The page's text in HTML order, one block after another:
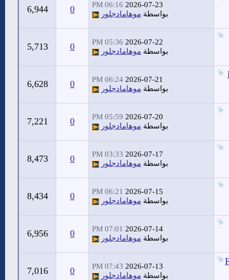
2026-07-23
06:16 PM
بواسطة موهامادجلور 0
6,944
2026-07-22
05:36 PM
بواسطة موهامادجلور 0
5,713
2026-07-21
06:24 PM
بواسطة موهامادجلور 0
6,628
2026-07-20
05:59 PM
بواسطة موهامادجلور 0
7,221
2026-07-17
03:33 PM
بواسطة موهامادجلور 0
8,473
2026-07-15
06:21 PM
بواسطة موهامادجلور 0
8,434
2026-07-14
07:01 PM
بواسطة موهامادجلور 0
6,956
2026-07-13
07:43 PM
بواسطة موهامادجلور 0
7,016